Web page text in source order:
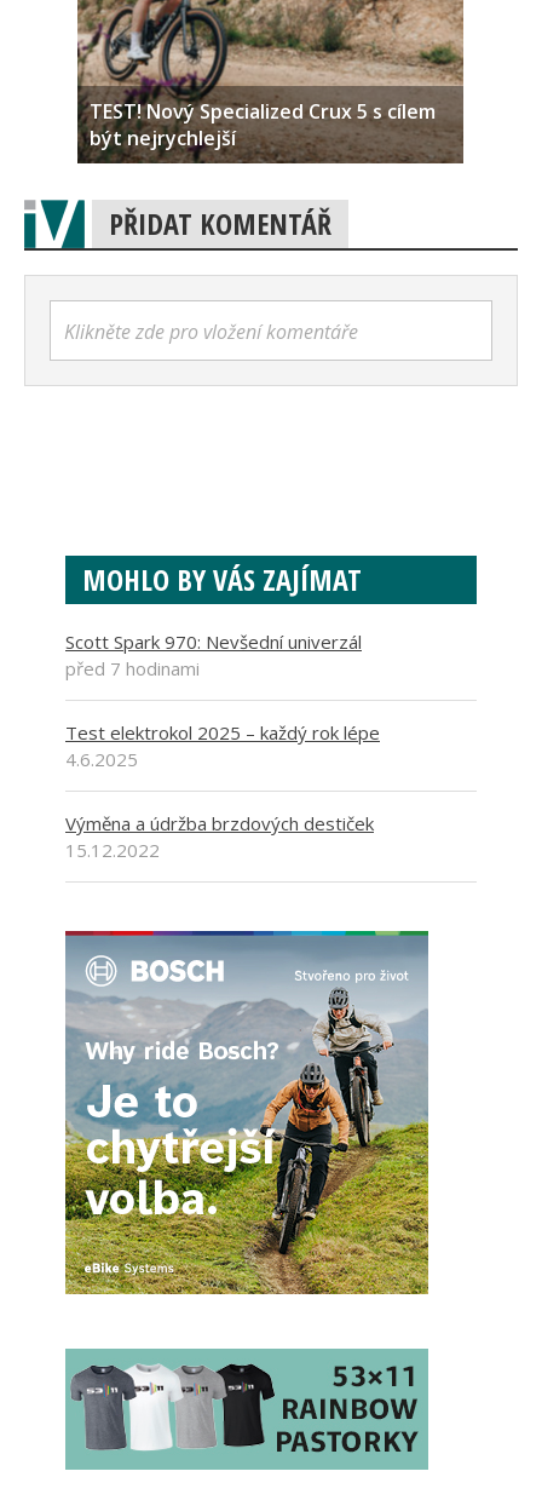
TEST! Nový Specialized Crux 5 s cílem
být nejrychlejší
PŘIDAT KOMENTÁŘ
Klikněte zde pro vložení komentáře
MOHLO BY VÁS ZAJÍMAT
Scott Spark 970: Nevšední univerzál
před 7 hodinami
Test elektrokol 2025 – každý rok lépe
4.6.2025
Výměna a údržba brzdových destiček
15.12.2022